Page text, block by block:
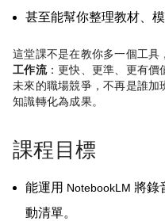
甚至能幫你整理教材、
這堂課不是在教你多一個工具
工作流：更快、更準、更有價
未來的職場競爭，不再是誰加
知識轉化為成果。
課程目標
能運用 NotebookLM 將錄
動清單。